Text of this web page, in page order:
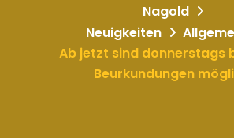
Nagold
Neuigkeiten
Ab jetzt sind donnerstags
Beurkundungen